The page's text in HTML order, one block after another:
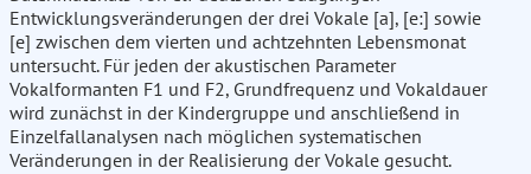
Entwicklungsveränderungen der drei Vokale [a], [e:] sowie
[e] zwischen dem vierten und achtzehnten Lebensmonat
untersucht. Für jeden der akustischen Parameter
Vokalformanten F1 und F2, Grundfrequenz und Vokaldauer
wird zunächst in der Kindergruppe und anschließend in
Einzelfallanalysen nach möglichen systematischen
Veränderungen in der Realisierung der Vokale gesucht.